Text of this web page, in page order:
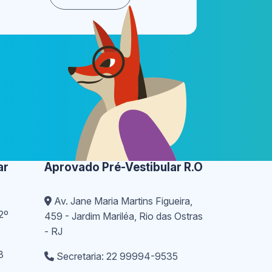
Aprovado Pré-Vestibular R.O
Av. Jane Maria Martins Figueira,
459 - Jardim Mariléa, Rio das Ostras
- RJ
Secretaria: 22 99994-9535